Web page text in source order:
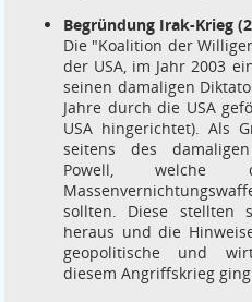
Begründung Irak-Krieg
Die "Koalition der
der USA, im Jahr 2003
seinen damaligen
Jahre durch die USA
USA hingerichtet). Als
seitens des
Powell, welche
sollten. Diese stellten
heraus und die
geopolitische und
diesem Angriffskrieg ging.